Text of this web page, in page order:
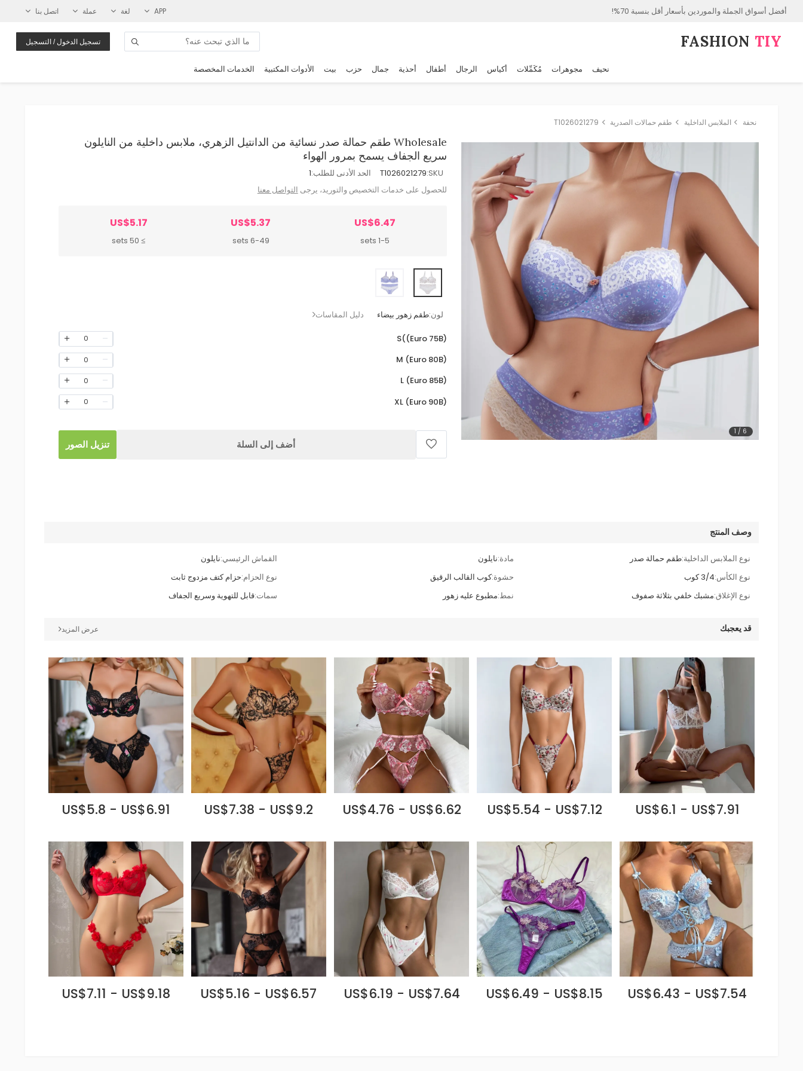
أفضل أسواق الجملة والموردين بأسعار أقل بنسبة 70%! APP لغة عملة اتصل بنا
FASHION⁠ TIY تسجيل الدخول / التسجيل
نحيف مجوهرات مُكَمِّلات أكياس الرجال أطفال أحذية جمال حزب بيت الأدوات المكتبية الخدمات المخصصة
نحفة الملابس الداخلية طقم حمالات الصدرية T1026021279
1 / 6
Wholesale طقم حمالة صدر نسائية من الدانتيل الزهري، ملابس داخلية من النايلون
سريع الجفاف يسمح بمرور الهواء
SKU:
T1026021279 الحد الأدنى للطلب:1
للحصول على خدمات التخصيص والتوريد، يرجى التواصل معنا
US$6.47
1-5 sets
US$5.37
6-49 sets
US$5.17
≥ 50 sets
لون:طقم زهور بيضاء دليل المقاسات
S((Euro 75B)
0
M (Euro 80B)
0
L (Euro 85B)
0
XL (Euro 90B)
0
أضف إلى السلة تنزيل الصور
وصف المنتج
نوع الملابس الداخلية:طقم حمالة صدر مادة:نايلون القماش الرئيسي:نايلون
نوع الكأس:3/4 كوب حشوة:كوب القالب الرقيق نوع الحزام:حزام كتف مزدوج ثابت
نوع الإغلاق:مشبك خلفي بثلاثة صفوف نمط:مطبوع عليه زهور سمات:قابل للتهوية وسريع الجفاف
قد يعجبك عرض المزيد
US$6.1 - US$7.91
US$5.54 - US$7.12
US$4.76 - US$6.62
US$7.38 - US$9.2
US$5.8 - US$6.91
US$6.43 - US$7.54
US$6.49 - US$8.15
US$6.19 - US$7.64
US$5.16 - US$6.57
US$7.11 - US$9.18